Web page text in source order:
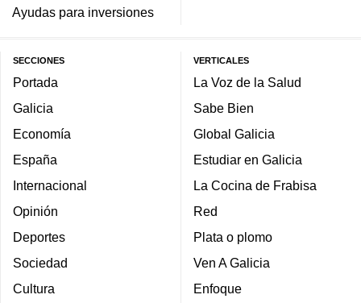
Ayudas para inversiones
SECCIONES
Portada
Galicia
Economía
España
Internacional
Opinión
Deportes
Sociedad
Cultura
VERTICALES
La Voz de la Salud
Sabe Bien
Global Galicia
Estudiar en Galicia
La Cocina de Frabisa
Red
Plata o plomo
Ven A Galicia
Enfoque